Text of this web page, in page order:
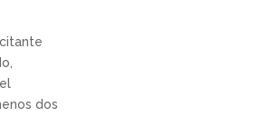
dos